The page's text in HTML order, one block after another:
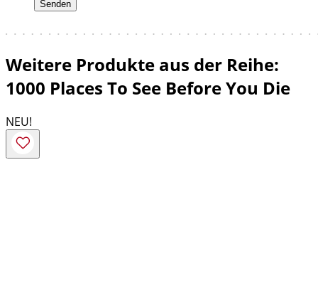
Weitere Produkte aus der Reihe:
1000 Places To See Before You Die
NEU!